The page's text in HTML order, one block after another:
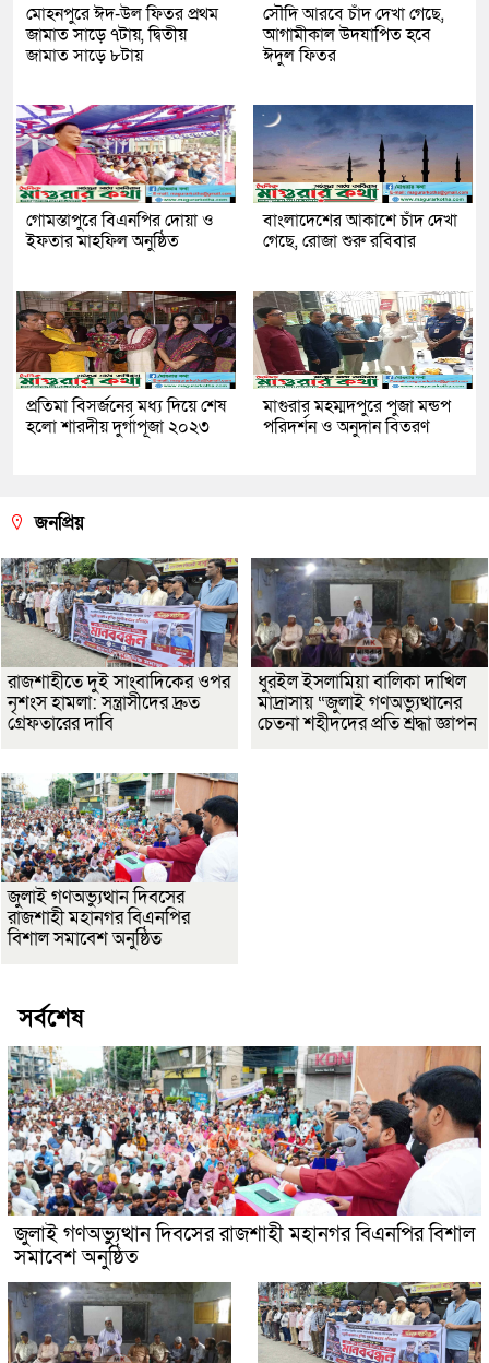
মোহনপুরে ঈদ-উল ফিতর প্রথম
জামাত সাড়ে ৭টায়, দ্বিতীয়
জামাত সাড়ে ৮টায়
সৌদি আরবে চাঁদ দেখা গেছে,
আগামীকাল উদযাপিত হবে
ঈদুল ফিতর
গোমস্তাপুরে বিএনপির দোয়া ও
ইফতার মাহফিল অনুষ্ঠিত
বাংলাদেশের আকাশে চাঁদ দেখা
গেছে, রোজা শুরু রবিবার
প্রতিমা বিসর্জনের মধ্য দিয়ে শেষ
হলো শারদীয় দুর্গাপূজা ২০২৩
মাগুরার মহম্মদপুরে পুজা মন্ডপ
পরিদর্শন ও অনুদান বিতরণ
জনপ্রিয়
রাজশাহীতে দুই সাংবাদিকের ওপর
নৃশংস হামলা: সন্ত্রাসীদের দ্রুত
গ্রেফতারের দাবি
ধুরইল ইসলামিয়া বালিকা দাখিল
মাদ্রাসায় “জুলাই গণঅভ্যুত্থানের
চেতনা শহীদদের প্রতি শ্রদ্ধা জ্ঞাপন
জুলাই গণঅভ্যুত্থান দিবসের
রাজশাহী মহানগর বিএনপির
বিশাল সমাবেশ অনুষ্ঠিত
সর্বশেষ
জুলাই গণঅভ্যুত্থান দিবসের রাজশাহী মহানগর বিএনপির বিশাল
সমাবেশ অনুষ্ঠিত